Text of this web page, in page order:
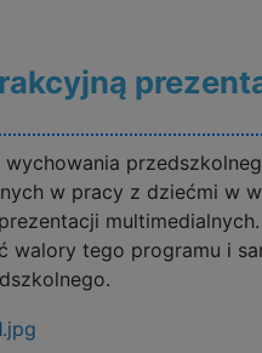
w pracy z dziećmi w
walory tego programu i